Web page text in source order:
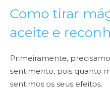
Como tirar
aceite e
Primeiramente,
sentimento, pois quanto
sentimos os seus efeitos.